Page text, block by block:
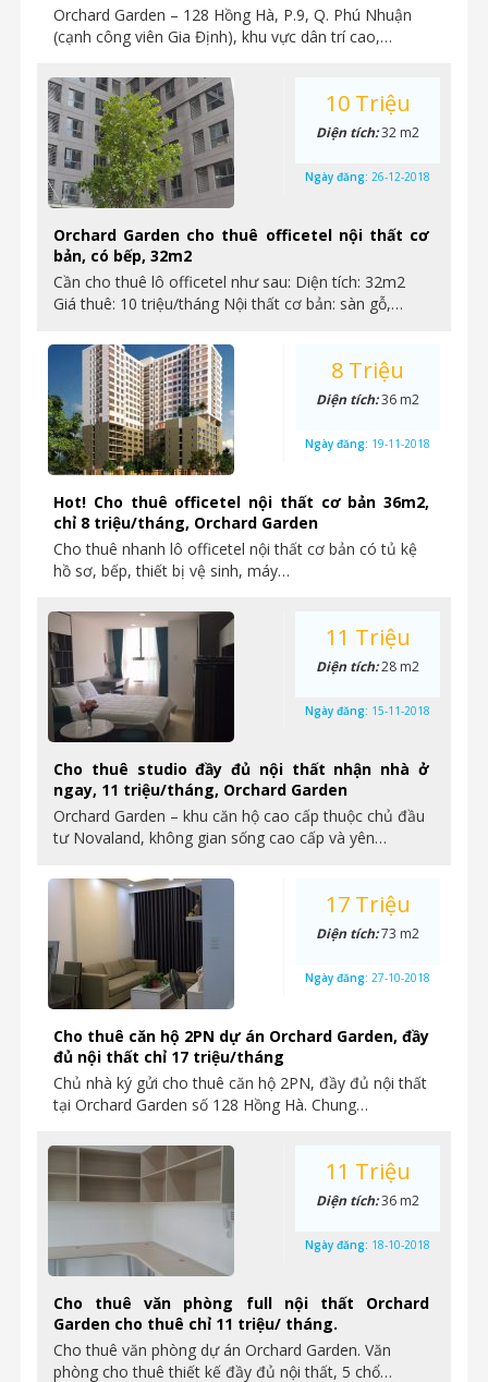
Orchard Garden – 128 Hồng Hà, P.9, Q. Phú Nhuận
(cạnh công viên Gia Định), khu vực dân trí cao,…
Orchard Garden cho thuê officetel nội thất cơ
bản, có bếp, 32m2
Cần cho thuê lô officetel như sau: Diện tích: 32m2
Giá thuê: 10 triệu/tháng Nội thất cơ bản: sàn gỗ,…
10 Triệu
Diện tích:32 m2
Ngày đăng: 26-12-2018
Hot! Cho thuê officetel nội thất cơ bản 36m2,
chỉ 8 triệu/tháng, Orchard Garden
Cho thuê nhanh lô officetel nội thất cơ bản có tủ kệ
hồ sơ, bếp, thiết bị vệ sinh, máy…
8 Triệu
Diện tích:36 m2
Ngày đăng: 19-11-2018
Cho thuê studio đầy đủ nội thất nhận nhà ở
ngay, 11 triệu/tháng, Orchard Garden
Orchard Garden – khu căn hộ cao cấp thuộc chủ đầu
tư Novaland, không gian sống cao cấp và yên…
11 Triệu
Diện tích:28 m2
Ngày đăng: 15-11-2018
Cho thuê căn hộ 2PN dự án Orchard Garden, đầy
đủ nội thất chỉ 17 triệu/tháng
Chủ nhà ký gửi cho thuê căn hộ 2PN, đầy đủ nội thất
tại Orchard Garden số 128 Hồng Hà. Chung…
17 Triệu
Diện tích:73 m2
Ngày đăng: 27-10-2018
Cho thuê văn phòng full nội thất Orchard
Garden cho thuê chỉ 11 triệu/ tháng.
Cho thuê văn phòng dự án Orchard Garden. Văn
phòng cho thuê thiết kế đầy đủ nội thất, 5 chổ…
11 Triệu
Diện tích:36 m2
Ngày đăng: 18-10-2018